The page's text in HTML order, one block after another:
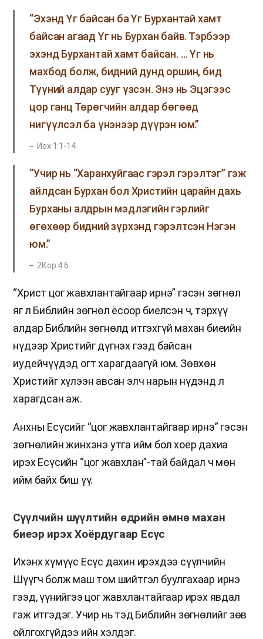
“Эхэнд Үг байсан ба Үг Бурхантай хамт
байсан агаад Үг нь Бурхан байв. Тэрбээр
эхэнд Бурхантай хамт байсан. … Үг нь
махбод болж, бидний дунд оршин, бид
Түүний алдар сууг үзсэн. Энэ нь Эцэгээс
цор ганц Төрөгчийн алдар бөгөөд
нигүүлсэл ба үнэнээр дүүрэн юм.”
Иох 1:1-14
“Учир нь “Харанхуйгаас гэрэл гэрэлтэг” гэж
айлдсан Бурхан бол Христийн царайн дахь
Бурханы алдрын мэдлэгийн гэрлийг
өгөхөөр бидний зүрхэнд гэрэлтсэн Нэгэн
юм.”
2Кор 4:6
“Христ цог жавхлантайгаар ирнэ” гэсэн зөгнөл
яг л Библийн зөгнөл ёсоор биелсэн ч, тэрхүү
алдар Библийн зөгнөлд итгэхгүй махан биеийн
нүдээр Христийг дүгнэх гээд байсан
иудейчүүдэд огт харагдаагүй юм. Зөвхөн
Христийг хүлээн авсан элч нарын нүдэнд л
харагдсан аж.
Анхны Есүсийг “цог жавхлантайгаар ирнэ” гэсэн
зөгнөлийн жинхэнэ утга ийм бол хоёр дахиа
ирэх Есүсийн “цог жавхлан”-тай байдал ч мөн
ийм байх биш үү.
Сүүлчийн шүүлтийн өдрийн өмнө махан
биеэр ирэх Хоёрдугаар Есүс
Ихэнх хүмүүс Есүс дахин ирэхдээ сүүлчийн
Шүүгч болж маш том шийтгэл буулгахаар ирнэ
гээд, үүнийгээ цог жавхлантайгаар ирэх явдал
гэж итгэдэг. Учир нь тэд Библийн зөгнөлийг зөв
ойлгохгүйдээ ийн хэлдэг.